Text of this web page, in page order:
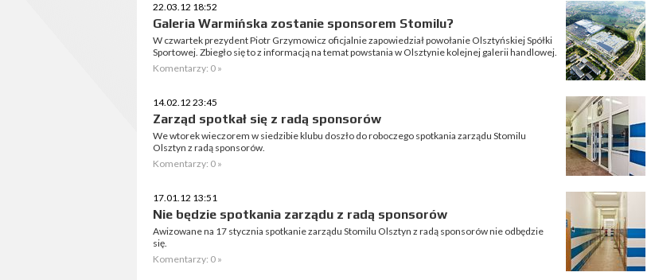
22.03.12 18:52
Galeria Warmińska zostanie sponsorem Stomilu?
W czwartek prezydent Piotr Grzymowicz oficjalnie zapowiedział powołanie Olsztyńskiej Spółki
Sportowej. Zbiegło się to z informacją na temat powstania w Olsztynie kolejnej galerii handlowej.
Komentarzy: 0 »
14.02.12 23:45
Zarząd spotkał się z radą sponsorów
We wtorek wieczorem w siedzibie klubu doszło do roboczego spotkania zarządu Stomilu
Olsztyn z radą sponsorów.
Komentarzy: 0 »
17.01.12 13:51
Nie będzie spotkania zarządu z radą sponsorów
Awizowane na 17 stycznia spotkanie zarządu Stomilu Olsztyn z radą sponsorów nie odbędzie
się.
Komentarzy: 0 »